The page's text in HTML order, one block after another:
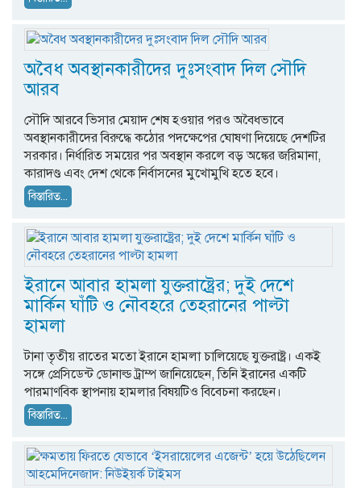
অবৈধ অবস্থানকারীদের দুঃসংবাদ দিল সৌদি
আরব
সৌদি আরবে ভিসার মেয়াদ শেষ হওয়ার পরও অবৈধভাবে
অবস্থানকারীদের বিরুদ্ধে কঠোর পদক্ষেপের ঘোষণা দিয়েছে দেশটির
সরকার। নির্ধারিত সময়ের পর অবস্থান করলে বড় অঙ্কের জরিমানা,
কারাদণ্ড এবং দেশ থেকে নির্বাসনের মুখোমুখি হতে হবে।
বিস্তারিত...
ইরানে আবার হামলা যুক্তরাষ্ট্রের; দুই দেশে
মার্কিন ঘাঁটি ও নৌবহরে তেহরানের পাল্টা
হামলা
টানা তৃতীয় রাতের মতো ইরানে হামলা চালিয়েছে যুক্তরাষ্ট্র। একই
সঙ্গে প্রেসিডেন্ট ডোনাল্ড ট্রাম্প জানিয়েছেন, তিনি ইরানের একটি
পারমাণবিক স্থাপনায় হামলার বিষয়টিও বিবেচনা করছেন।
বিস্তারিত...